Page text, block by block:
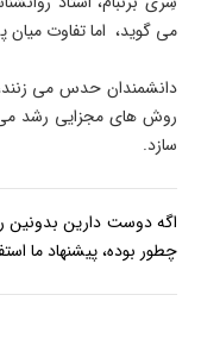
می گوید، اما تفاوت میان
دانشمندان حدس می
روش های مجزایی رشد می
سازد.
اگه دوست دارین بدونین
چطور بوده، پیشنهاد ما